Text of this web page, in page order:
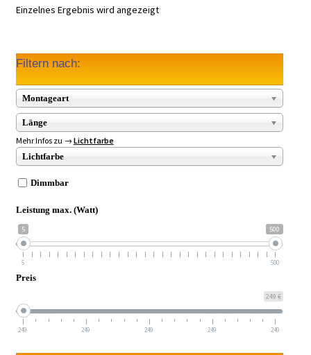
Einzelnes Ergebnis wird angezeigt
Filtern nach:
Montageart
Länge
Mehr Infos zu → Lichtfarbe
Lichtfarbe
Dimmbar
Leistung max. (Watt)
5 500
5 500
Preis
249 €
249 249 249 249 249